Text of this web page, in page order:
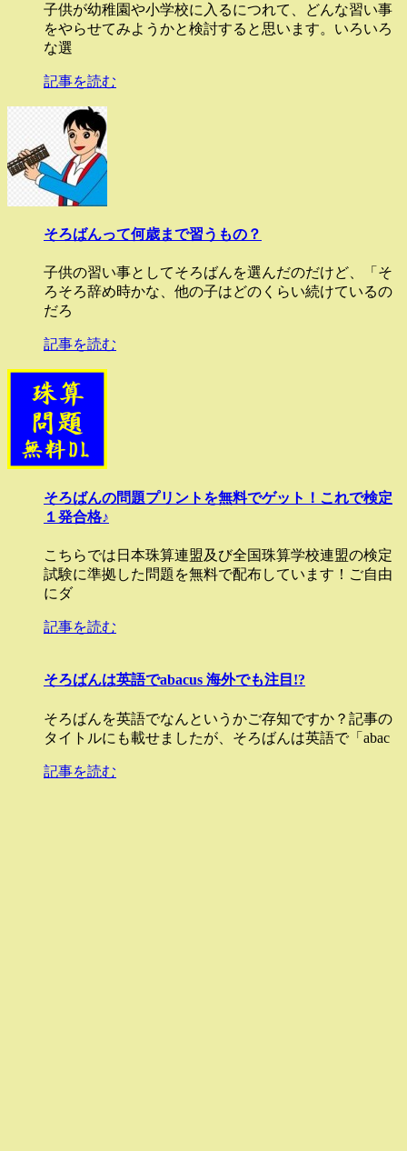
子供が幼稚園や小学校に入るにつれて、どんな習い事
をやらせてみようかと検討すると思います。いろいろ
な選
記事を読む
そろばんって何歳まで習うもの？
子供の習い事としてそろばんを選んだのだけど、「そ
ろそろ辞め時かな、他の子はどのくらい続けているの
だろ
記事を読む
そろばんの問題プリントを無料でゲット！これで検定
１発合格♪
こちらでは日本珠算連盟及び全国珠算学校連盟の検定
試験に準拠した問題を無料で配布しています！ご自由
にダ
記事を読む
そろばんは英語でabacus 海外でも注目!?
そろばんを英語でなんというかご存知ですか？記事の
タイトルにも載せましたが、そろばんは英語で「abac
記事を読む